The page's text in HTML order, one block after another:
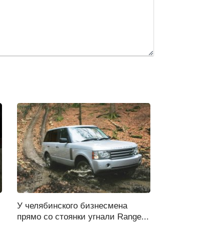
У челябинского бизнесмена
прямо со стоянки угнали Range...